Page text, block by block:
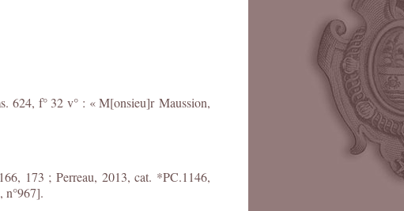
624, f° 32 v° : « M[onsieu]r Maussion,
173 ; Perreau, 2013, cat. *PC.1146,
n°967].